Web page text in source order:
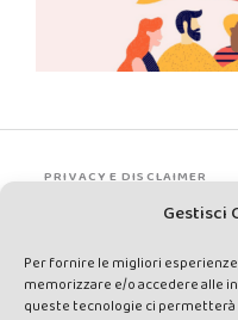
Gestisci
Per fornire le migliori
memorizzare e/o accedere alle
queste tecnologie ci
PRIVACY E DISCLAIMER